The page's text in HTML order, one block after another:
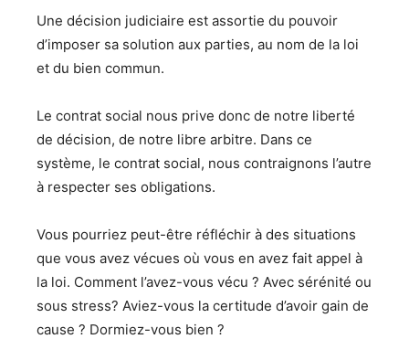
Une décision judiciaire est assortie du pouvoir
d’imposer sa solution aux parties, au nom de la loi
et du bien commun.
Le contrat social nous prive donc de notre liberté
de décision, de notre libre arbitre. Dans ce
système, le contrat social, nous contraignons l’autre
à respecter ses obligations.
Vous pourriez peut-être réfléchir à des situations
que vous avez vécues où vous en avez fait appel à
la loi. Comment l’avez-vous vécu ? Avec sérénité ou
sous stress? Aviez-vous la certitude d’avoir gain de
cause ? Dormiez-vous bien ?